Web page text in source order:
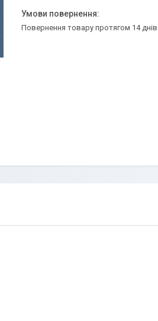
повернення товару протягом 14 днів